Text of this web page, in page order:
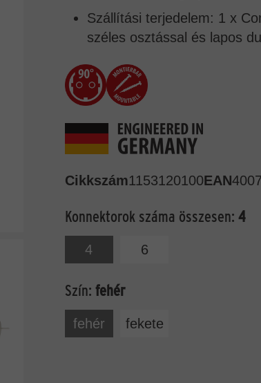
Szállítási terjedelem: 1 x
széles osztással és lapos
Cikkszám1153120100EAN
Konnektorok száma összesen: 4
4 6
Szín: fehér
fehér fekete